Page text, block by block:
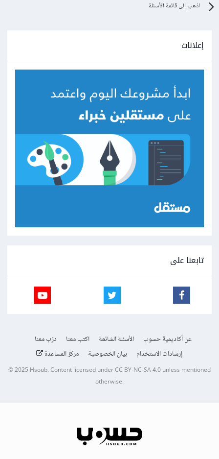
اذهب إلى قائمة الأسئلة
إعلانات
تابعنا على
عن أكاديمية حسوب الأسئلة الشائعة اكتب معنا
درّب معنا
إرشادات الاستخدام
بيان الخصوصية مركز المساعدة
© 2025Hsoub.Content licensed underCC BY-NC-SA 4.0unless mentioned
otherwise.